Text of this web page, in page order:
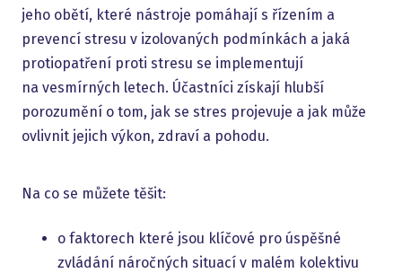
jeho obětí, které nástroje pomáhají s řízením a
prevencí stresu v izolovaných podmínkách a jaká
protiopatření proti stresu se implementují
na vesmírných letech. Účastníci získají hlubší
porozumění o tom, jak se stres projevuje a jak může
ovlivnit jejich výkon, zdraví a pohodu.
Na co se můžete těšit:
o faktorech které jsou klíčové pro úspěšné
zvládání náročných situací v malém kolektivu